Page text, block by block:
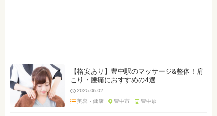
腰痛 整体・接骨院 美容鍼灸 エステ・美容整体
クリア 検索
【格安あり】豊中駅のマッサージ&整体！肩
こり・腰痛におすすめの4選
2025.06.02
美容・健康
豊中市 豊中駅